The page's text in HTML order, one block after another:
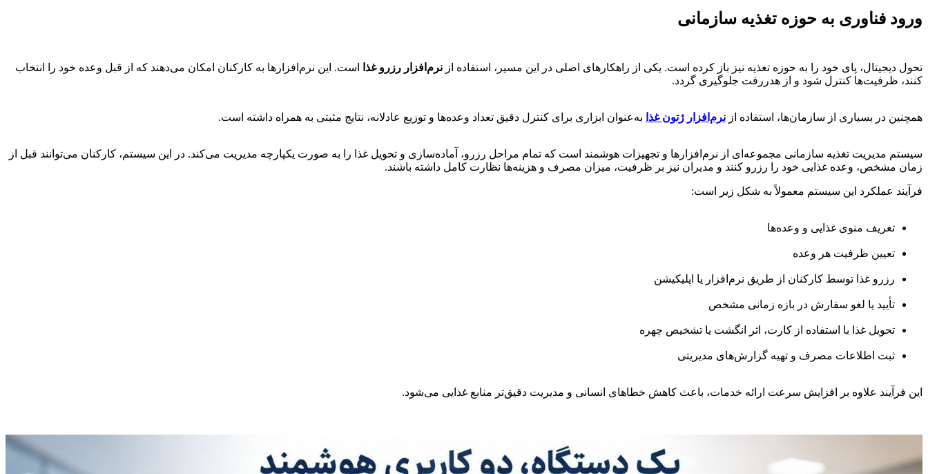
ورود فناوری به حوزه تغذیه سازمانی
تحول دیجیتال، پای خود را به حوزه تغذیه نیز باز کرده است. یکی از راهکارهای اصلی در این مسیر، استفاده از نرم‌افزار رزرو غذا
است. این نرم‌افزارها به کارکنان امکان می‌دهند که از قبل وعده خود را انتخاب
کنند، ظرفیت‌ها کنترل شود و از هدررفت جلوگیری گردد.
همچنین در بسیاری از سازمان‌ها، استفاده از نرم‌افزار ژتون غذا به‌عنوان ابزاری برای کنترل دقیق تعداد وعده‌ها و توزیع عادلانه، نتایج مثبتی به همراه داشته است.
سیستم مدیریت تغذیه سازمانی مجموعه‌ای از نرم‌افزارها و تجهیزات هوشمند است که تمام مراحل رزرو، آماده‌سازی و تحویل غذا را به صورت یکپارچه مدیریت می‌کند. در این سیستم، کارکنان می‌توانند قبل از
زمان مشخص، وعده غذایی خود را رزرو کنند و مدیران نیز بر ظرفیت، میزان مصرف و هزینه‌ها نظارت کامل داشته باشند.
فرآیند عملکرد این سیستم معمولاً به شکل زیر است:
تعریف منوی غذایی و وعده‌ها
تعیین ظرفیت هر وعده
رزرو غذا توسط کارکنان از طریق نرم‌افزار یا اپلیکیشن
تأیید یا لغو سفارش در بازه زمانی مشخص
تحویل غذا با استفاده از کارت، اثر انگشت یا تشخیص چهره
ثبت اطلاعات مصرف و تهیه گزارش‌های مدیریتی
این فرآیند علاوه بر افزایش سرعت ارائه خدمات، باعث کاهش خطاهای انسانی و مدیریت دقیق‌تر منابع غذایی می‌شود.